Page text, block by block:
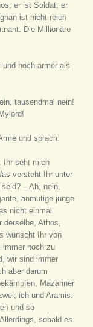
er ist Soldat, er
ist nicht reich
Die Millionäre
noch ärmer als
tausendmal nein!
und sprach:
Ihr seht mich
versteht Ihr unter
– Ah, nein,
anmutige junge
nicht einmal
derselbe, Athos,
wünscht Ihr von
immer noch zu
wir sind immer
aber darum
Mazariner
ich und Aramis.
und so
sobald es